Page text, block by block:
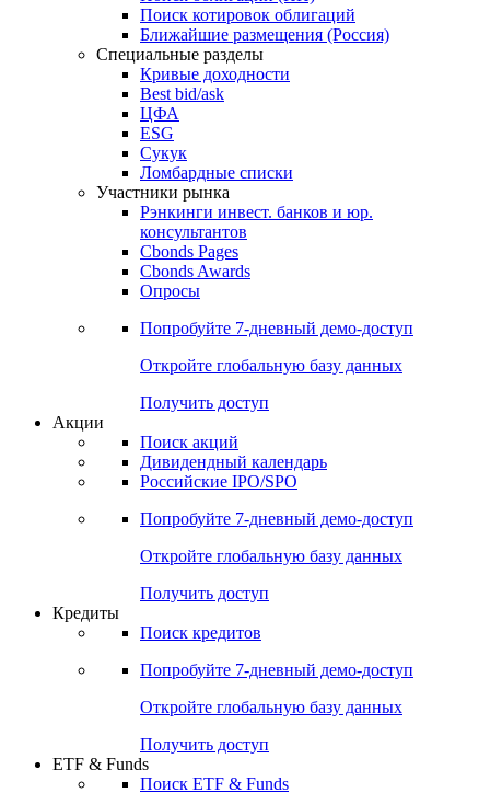
Облигации
Поиски
Поиск облигаций & Карты рынка
Поиск облигаций (ИИ)
Поиск котировок облигаций
Ближайшие размещения (Россия)
Специальные разделы
Кривые доходности
Best bid/ask
ЦФА
ESG
Сукук
Ломбардные списки
Участники рынка
Рэнкинги инвест. банков и юр.
Cbonds Pages
Опросы
Попробуйте7-дневный
Откройте глобальную базу данных
Получить доступ
Поиск акций
Российские IPO/SPO
Попробуйте7-дневный
Откройте глобальную базу данных
Получить доступ
Поиск кредитов
Попробуйте7-дневный
Откройте глобальную базу данных